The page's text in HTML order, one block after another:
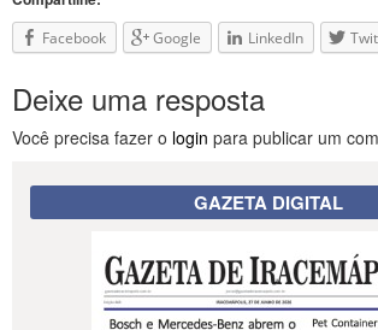
Facebook Google LinkedIn
Deixe uma resposta
Você precisa fazer o login para publicar um
GAZETA DIGITAL